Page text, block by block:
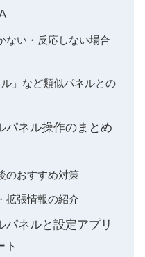
ない・反応しない場合
ル」など類似パネルとの
パネル操作のまとめ
のおすすめ対策
拡張情報の紹介
パネルと設定アプリ
ト